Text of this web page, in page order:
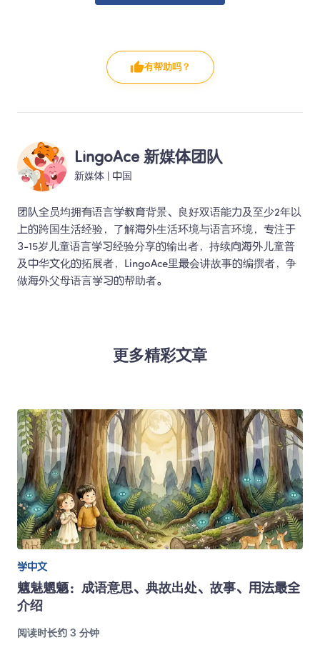
有帮助吗？
LingoAce 新媒体团队
新媒体 中国
团队全员均拥有语言学教育背景、良好双语能力及至少2年以
上的跨国生活经验，了解海外生活环境与语言环境，专注于
3-15岁儿童语言学习经验分享的输出者，持续向海外儿童普
及中华文化的拓展者，LingoAce里最会讲故事的编撰者，争
做海外父母语言学习的帮助者。
更多精彩文章
学中文
魑魅魍魉：成语意思、典故出处、故事、用法最全
介绍
阅读时长约 3 分钟